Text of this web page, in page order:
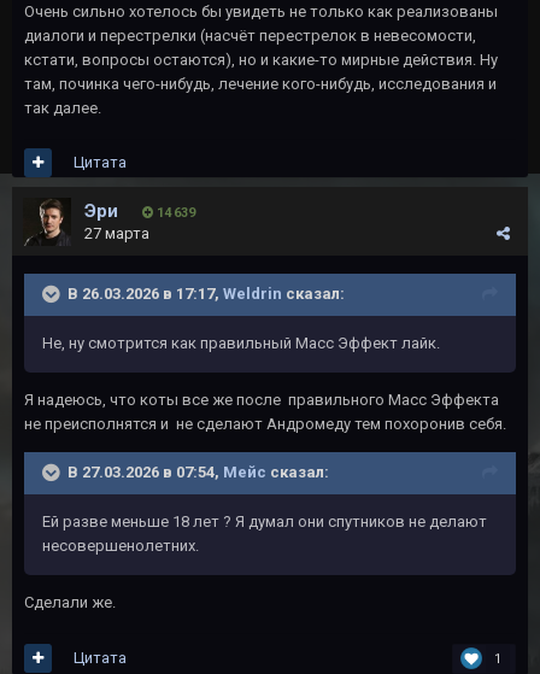
Очень сильно хотелось бы увидеть не только как реализованы
диалоги и перестрелки (насчёт перестрелок в невесомости,
кстати, вопросы остаются), но и какие-то мирные действия. Ну
там, починка чего-нибудь, лечение кого-нибудь, исследования и
так далее.
Цитата
Эри 14 639
27 марта
В 26.03.2026 в 17:17, Weldrin сказал:
Не, ну смотрится как правильный Масс Эффект лайк.
Я надеюсь, что коты все же после правильного Масс Эффекта
не преисполнятся и не сделают Андромеду тем похоронив себя.
В 27.03.2026 в 07:54, Мейс сказал:
Ей разве меньше 18 лет ? Я думал они спутников не делают
несовершенолетних.
Сделали же.
1
Цитата